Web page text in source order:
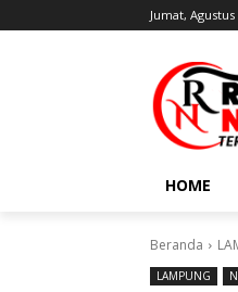
Jumat, Agustus
HOME
Beranda
LAMPUNG